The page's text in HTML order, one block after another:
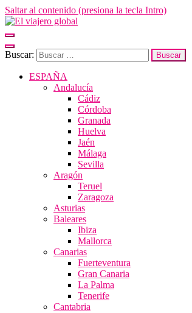
Saltar al contenido (presiona la tecla Intro)
Buscar:
ESPAÑA
Andalucía
Cádiz
Córdoba
Granada
Huelva
Jaén
Málaga
Sevilla
Aragón
Teruel
Zaragoza
Asturias
Baleares
Ibiza
Mallorca
Canarias
Fuerteventura
Gran Canaria
La Palma
Tenerife
Cantabria